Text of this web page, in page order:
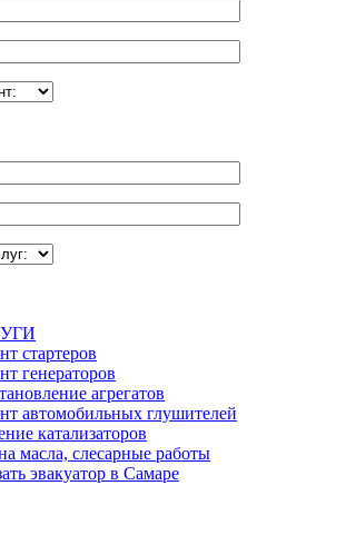
стартеров
генераторов
агрегатов
автомобильных глушителей
катализаторов
масла, слесарные работы
эвакуатор в Самаре